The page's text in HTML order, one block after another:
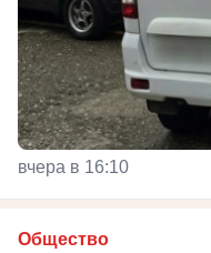
вчера в 16:10
Общество